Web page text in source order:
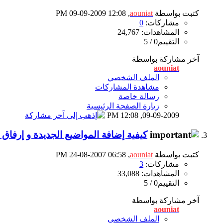
كتبت بواسطة aouniat
‏, 09-09-2009 12:08 PM
مشاركات: 0
المشاهدات: 24,767
التقييم0 / 5
آخر مشاركة بواسطة
aouniat
الملف الشخصي
مشاهدة المشاركات
رسالة خاصة
زيارة الصفحة الرئيسية
09-09-2009,
12:08 PM
كيفية إضافة المواضيع الجديدة و
كتبت بواسطة aouniat
‏, 24-08-2007 06:58 PM
مشاركات: 3
المشاهدات: 33,088
التقييم0 / 5
آخر مشاركة بواسطة
aouniat
الملف الشخصي